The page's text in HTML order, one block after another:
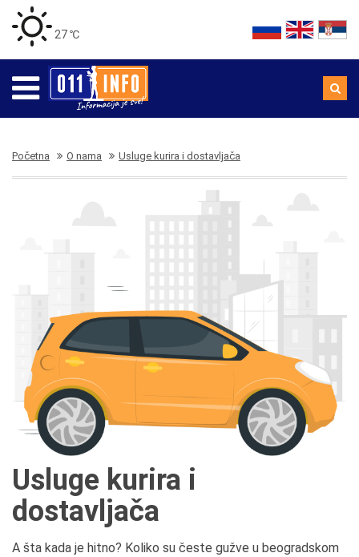
27 ℃
Početna O nama Usluge kurira i dostavljača
Usluge kurira i
dostavljača
A šta kada je hitno? Koliko su česte gužve u beogradskom